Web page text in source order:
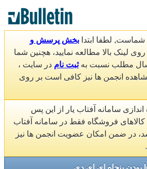
شماست, لطفا ابتدا بخش پرسش و
لینک بالا مطالعه نمایید، هچنین شما
مطلب نسبت بهثبت نام در سایت ،
انجمن ها نیز کافی است بر روی
اندازی سامانه آفتاب یار از این پس
فروشگاه فقط در سامانه آفتاب
در ضمن امکان عضویت انجمن ها نیز